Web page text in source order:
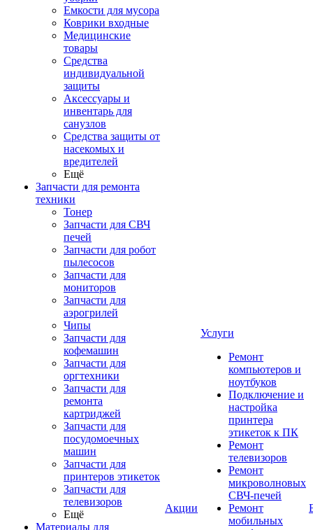
Емкости для мусора
Коврики входные
Медицинские
товары
Средства
индивидуальной
защиты
Аксессуары и
инвентарь для
санузлов
Средства защиты от
насекомых и
вредителей
Ещё
Запчасти для ремонта
техники
Тонер
Запчасти для СВЧ
печей
Запчасти для робот
пылесосов
Запчасти для
мониторов
Запчасти для
аэрогрилей
Чипы
Запчасти для
кофемашин
Запчасти для
оргтехники
Запчасти для
ремонта
картриджей
Запчасти для
посудомоечных
машин
Запчасти для
принтеров этикеток
Запчасти для
телевизоров
Ещё
Материалы для
Акции
Услуги
Ремонт
компьютеров и
ноутбуков
Подключение и
настройка
принтера
этикеток к ПК
Ремонт
телевизоров
Ремонт
микроволновых
СВЧ-печей
Ремонт
мобильных